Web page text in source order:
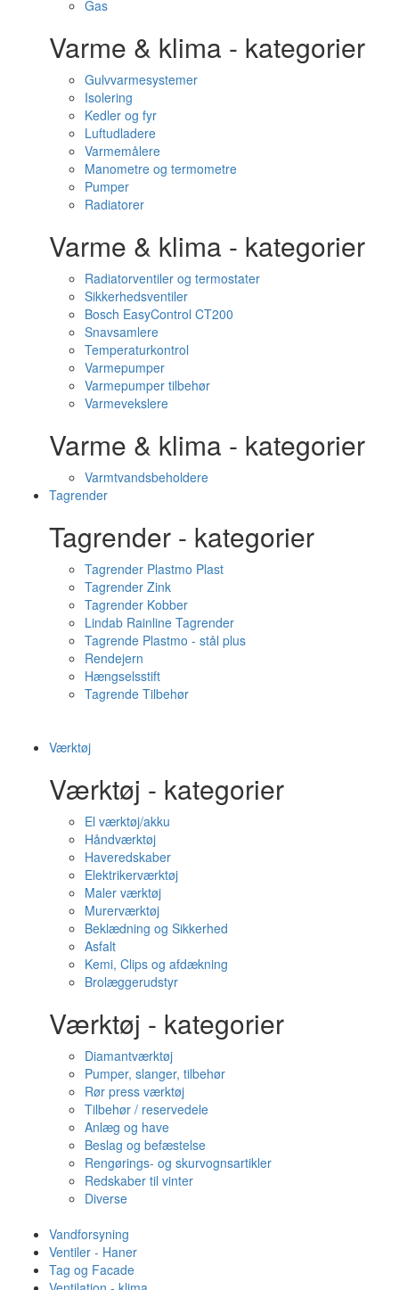
Gas
Varme & klima - kategorier
Gulvvarmesystemer
Isolering
Kedler og fyr
Luftudladere
Varmemålere
Manometre og termometre
Pumper
Radiatorer
Varme & klima - kategorier
Radiatorventiler og termostater
Sikkerhedsventiler
Bosch EasyControl CT200
Snavsamlere
Temperaturkontrol
Varmepumper
Varmepumper tilbehør
Varmevekslere
Varme & klima - kategorier
Varmtvandsbeholdere
Tagrender
Tagrender - kategorier
Tagrender Plastmo Plast
Tagrender Zink
Tagrender Kobber
Lindab Rainline Tagrender
Tagrende Plastmo - stål plus
Rendejern
Hængselsstift
Tagrende Tilbehør
Værktøj
Værktøj - kategorier
El værktøj/akku
Håndværktøj
Haveredskaber
Elektrikerværktøj
Maler værktøj
Murerværktøj
Beklædning og Sikkerhed
Asfalt
Kemi, Clips og afdækning
Brolæggerudstyr
Værktøj - kategorier
Diamantværktøj
Pumper, slanger, tilbehør
Rør press værktøj
Tilbehør / reservedele
Anlæg og have
Beslag og befæstelse
Rengørings- og skurvognsartikler
Redskaber til vinter
Diverse
Vandforsyning
Ventiler - Haner
Tag og Facade